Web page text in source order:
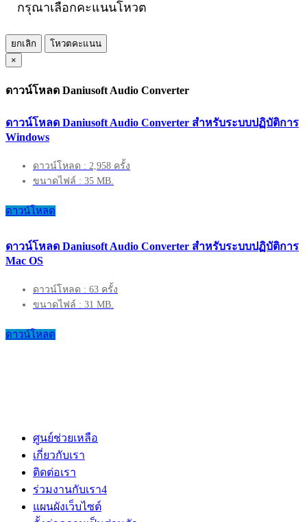
กรุณาเลือกคะแนนโหวต
ยกเลิก
โหวตคะแนน
×
ดาวน์โหลด Daniusoft Audio Converter
ดาวน์โหลด Daniusoft Audio Converter สำหรับระบบปฏิบัติการ
Windows
ดาวน์โหลด : 2,958 ครั้ง
ขนาดไฟล์ : 35 MB.
ดาวน์โหลด
ดาวน์โหลด Daniusoft Audio Converter สำหรับระบบปฏิบัติการ
Mac OS
ดาวน์โหลด : 63 ครั้ง
ขนาดไฟล์ : 31 MB.
ดาวน์โหลด
ศูนย์ช่วยเหลือ
เกี่ยวกับเรา
ติดต่อเรา
ร่วมงานกับเรา4
แผนผังเว็บไซต์